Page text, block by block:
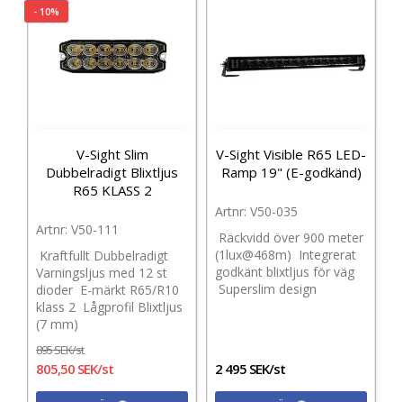
- 10%
V-Sight Slim
Dubbelradigt Blixtljus
R65 KLASS 2
V50-111
Kraftfullt Dubbelradigt
Varningsljus med 12 st
dioder E-märkt R65/R10
klass 2 Lågprofil Blixtljus
(7 mm)
895 SEK/st
805,50 SEK/st
V-Sight Visible R65 LED-
Ramp 19" (E-godkänd)
V50-035
Räckvidd över 900 meter
(1lux@468m) Integrerat
godkänt blixtljus för väg
Superslim design
2 495 SEK/st